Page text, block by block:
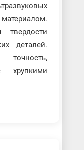
твердости
деталей.
точность,
хрупкими